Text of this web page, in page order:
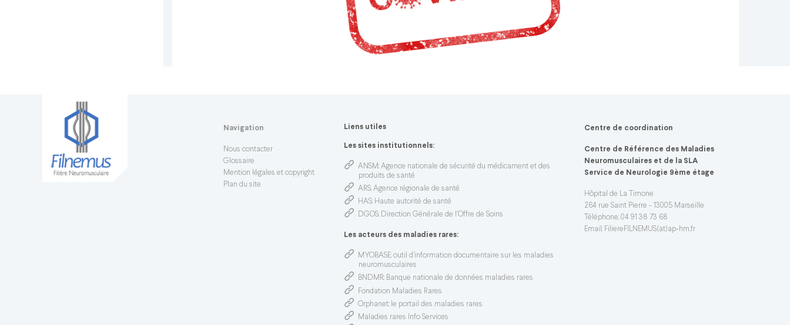
Navigation
Nous contacter
Glossaire
Mention légales et copyright
Plan du site
Liens utiles
Les sites institutionnels:
ANSM: Agence nationale de sécurité du médicament et des
produits de santé
ARS: Agence régionale de santé
HAS: Haute autorité de santé
DGOS: Direction Générale de l’Offre de Soins
Les acteurs des maladies rares:
MYOBASE: outil d'information documentaire sur les maladies
neuromusculaires
BNDMR: Banque nationale de données maladies rares
Fondation Maladies Rares
Orphanet: le portail des maladies rares
Maladies rares Info Services
Centre de coordination
Centre de Référence des Maladies
Neuromusculaires et de la SLA
Service de Neurologie 9ème étage
Hôpital de La Timone
264 rue Saint Pierre - 13005 Marseille
Téléphone: 04 91 38 73 68
Email: FiliereFILNEMUS(at)ap-hm.fr